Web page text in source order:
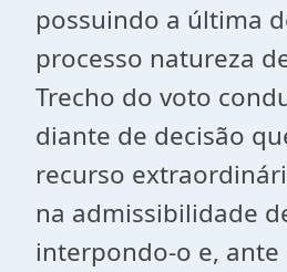
possuindo a última
processo natureza
Trecho do voto
diante de decisão
recurso
na admissibilidade
interpondo-o e, ante